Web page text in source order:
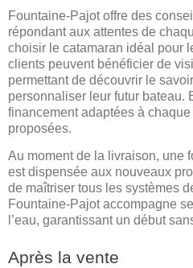
Fountaine-Pajot offre des
répondant aux attentes de
choisir le catamaran idéal pour
clients peuvent bénéficier de
permettant de découvrir le
personnaliser leur futur bateau.
financement adaptées à
proposées.
Au moment de la livraison, une
est dispensée aux nouveaux
de maîtriser tous les systèmes
Fountaine-Pajot accompagne
l’eau, garantissant un début
Après la vente